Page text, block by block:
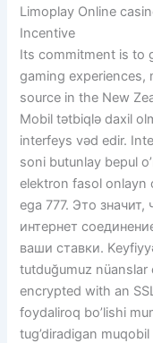
Limoplay Online
Incentive
Its commitment is to
gaming experiences,
source in the New
Mobil tətbiqlə daxil
interfeys vəd edir.
soni butunlay bepul
elektron fasol onlayn
ega 777. Это
интернет
ваши ставки.
tutduğumuz nüanslar
encrypted with an
foydaliroq bo’lishi
tug’diradigan